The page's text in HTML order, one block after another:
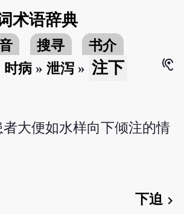
术语辞典
搜寻
书介
时病 »泄泻 » 注下
hearing
大便如水样向下倾注的情
下迫chevron_right